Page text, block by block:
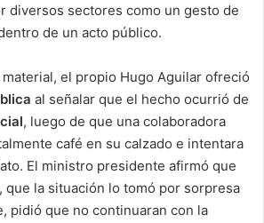
diversos sectores como un gesto de
de un acto público.
el propio Hugo Aguilar ofreció
al señalar que el hecho ocurrió de
, luego de que una colaboradora
café en su calzado e intentara
El ministro presidente afirmó que
que la situación lo tomó por sorpresa
pidió que no continuaran con la